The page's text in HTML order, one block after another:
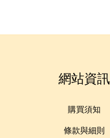
網站資訊
購買須知
條款與細則